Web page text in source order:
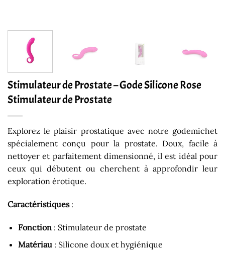
Stimulateur de Prostate – Gode Silicone Rose
Stimulateur de Prostate
Explorez le plaisir prostatique avec notre godemichet
spécialement conçu pour la prostate. Doux, facile à
nettoyer et parfaitement dimensionné, il est idéal pour
ceux qui débutent ou cherchent à approfondir leur
exploration érotique.
Caractéristiques:
Fonction: Stimulateur de prostate
Matériau: Silicone doux et hygiénique